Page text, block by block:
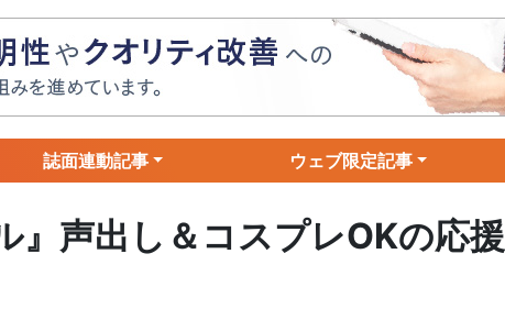
誌面連動記事 ウェブ限定記事
声出し＆コスプレOKの応援